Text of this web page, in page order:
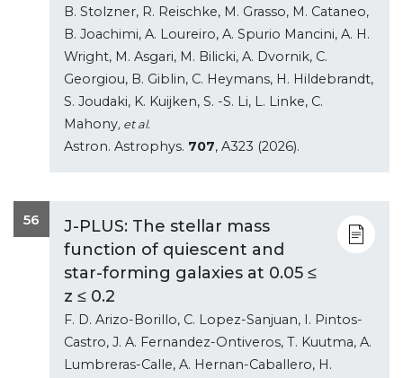
B. Stolzner, R. Reischke, M. Grasso, M. Cataneo,
B. Joachimi, A. Loureiro, A. Spurio Mancini, A. H.
Wright, M. Asgari, M. Bilicki, A. Dvornik, C.
Georgiou, B. Giblin, C. Heymans, H. Hildebrandt,
S. Joudaki, K. Kuijken, S. -S. Li, L. Linke, C.
Mahony, et al.
Astron. Astrophys. 707, A323 (2026).
56
J-PLUS: The stellar mass
function of quiescent and
star-forming galaxies at 0.05 ≤
z ≤ 0.2
F. D. Arizo-Borillo, C. Lopez-Sanjuan, I. Pintos-
Castro, J. A. Fernandez-Ontiveros, T. Kuutma, A.
Lumbreras-Calle, A. Hernan-Caballero, H.